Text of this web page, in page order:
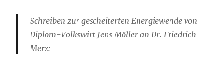
Schreiben zur gescheiterten Energiewende von
Diplom-Volkswirt Jens Möller an Dr. Friedrich
Merz: